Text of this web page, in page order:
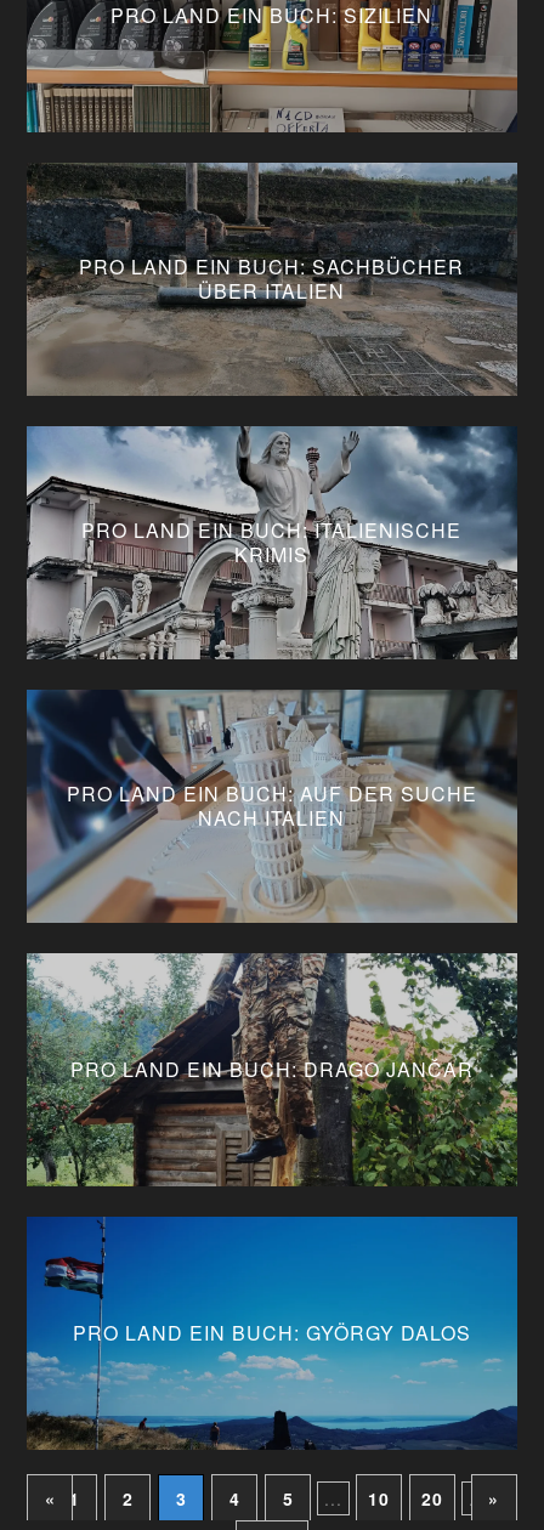
PRO LAND EIN BUCH: SIZILIEN
PRO LAND EIN BUCH: SACHBÜCHER
ÜBER ITALIEN
PRO LAND EIN BUCH: ITALIENISCHE
KRIMIS
PRO LAND EIN BUCH: AUF DER SUCHE
NACH ITALIEN
PRO LAND EIN BUCH: DRAGO JANČAR
PRO LAND EIN BUCH: GYÖRGY DALOS
« 1 2 3 4 5 ... 10 20 ... »